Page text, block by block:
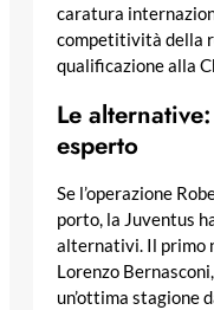
caratura
competitività della
qualificazione alla
Le
esperto
Se l’operazione
porto, la Juventus
alternativi. Il primo
Lorenzo
un’ottima stagione